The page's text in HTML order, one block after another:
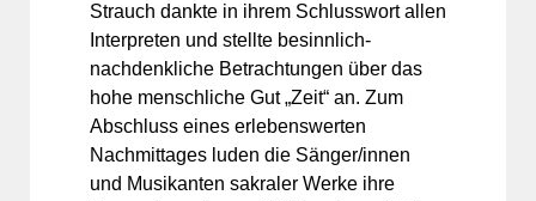
Strauch dankte in ihrem Schlusswort allen
Interpreten und stellte besinnlich-
nachdenkliche Betrachtungen über das
hohe menschliche Gut „Zeit“ an. Zum
Abschluss eines erlebenswerten
Nachmittages luden die Sänger/innen
und Musikanten sakraler Werke ihre